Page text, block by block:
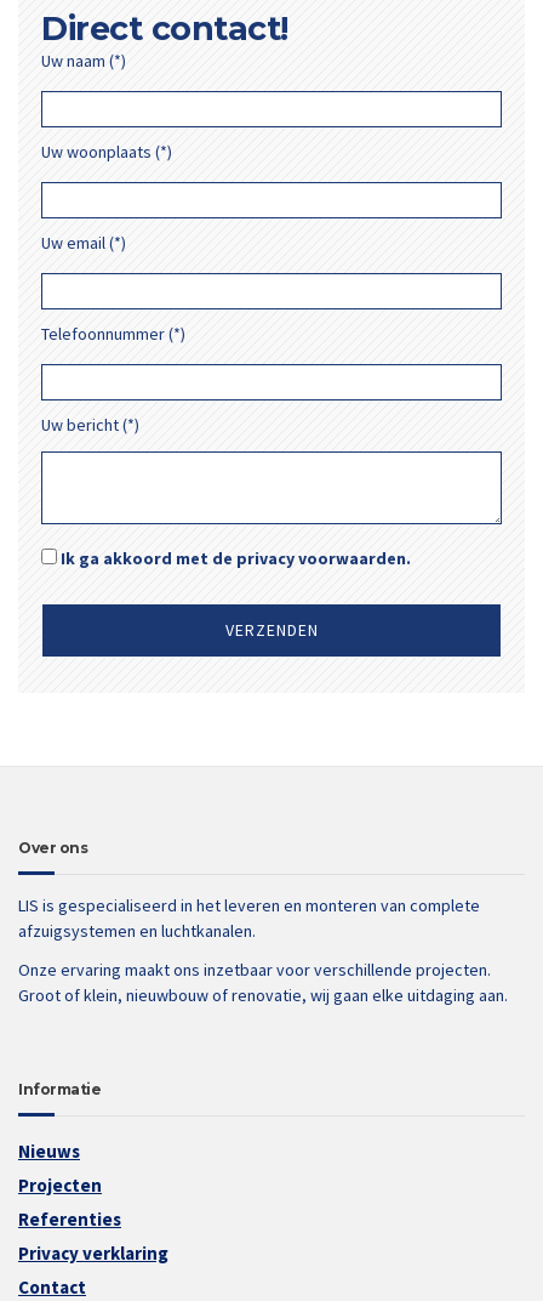
Direct contact!
Uw naam (*)
Uw woonplaats (*)
Uw email (*)
Telefoonnummer (*)
Uw bericht (*)
Ik ga akkoord met de privacy voorwaarden.
Over ons
LIS is gespecialiseerd in het leveren en monteren van complete
afzuigsystemen en luchtkanalen.
Onze ervaring maakt ons inzetbaar voor verschillende projecten.
Groot of klein, nieuwbouw of renovatie, wij gaan elke uitdaging aan.
Informatie
Nieuws
Projecten
Referenties
Privacy verklaring
Contact